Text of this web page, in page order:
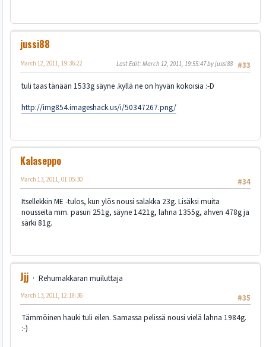
jussi88
#33
March 12, 2011, 19:36:22 Last Edit: March 12, 2011, 19:55:47 by jussi88
tuli taas tänään 1533g säyne .kyllä ne on hyvän kokoisia :-D
http://img854.imageshack.us/i/50347267.png/
Kalaseppo
#34
March 13, 2011, 01:05:30
Itsellekkin ME -tulos, kun ylös nousi salakka 23g. Lisäksi muita
nousseita mm. pasuri 251g, säyne 1421g, lahna 1355g, ahven 478g ja
särki 81g.
Jjj
Rehumakkaran muiluttaja
#35
March 13, 2011, 12:18:36
Tämmöinen hauki tuli eilen. Samassa pelissä nousi vielä lahna 1984g.
:-)